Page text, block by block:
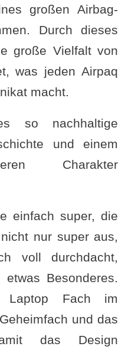
großen Airbag-
Durch dieses
große Vielfalt von
was jeden Airpaq
macht.
so nachhaltige
und einem
Charakter
einfach super, die
nur super aus,
voll durchdacht,
Besonderes.
Fach im
und das
das Design